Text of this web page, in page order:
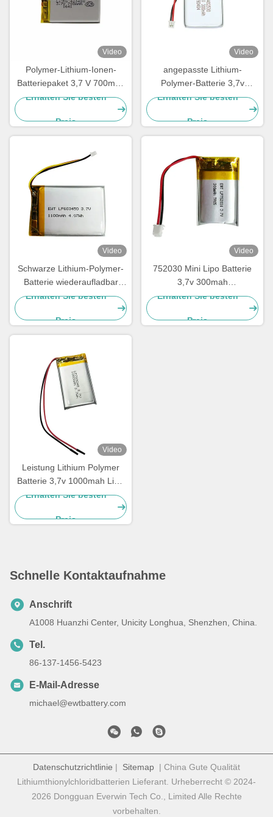
Video
Polymer-Lithium-Ionen-
Batteriepaket 3,7 V 700mah
LP423450
Erhalten Sie besten
Preis
Video
angepasste Lithium-
Polymer-Batterie 3,7v
300mah LiPo-Batterie
Erhalten Sie besten
Preis
Video
Schwarze Lithium-Polymer-
Batterie wiederaufladbar
3.7v 1100mah Lipo-
Erhalten Sie besten
Preis
Video
752030 Mini Lipo Batterie
3,7v 300mah
Wiederaufladbare Li Polymer
Erhalten Sie besten
Preis
Video
Leistung Lithium Polymer
Batterie 3,7v 1000mah LiPo
Batterie 703048
Erhalten Sie besten
Preis
Schnelle Kontaktaufnahme
Anschrift
A1008 Huanzhi Center, Unicity Longhua, Shenzhen, China.
Tel.
86-137-1456-5423
E-Mail-Adresse
michael@ewtbattery.com
Datenschutzrichtlinie | Sitemap | China Gute Qualität
Lithiumthionylchloridbatterien Lieferant. Urheberrecht © 2024-
2026 Dongguan Everwin Tech Co., Limited Alle Rechte
vorbehalten.